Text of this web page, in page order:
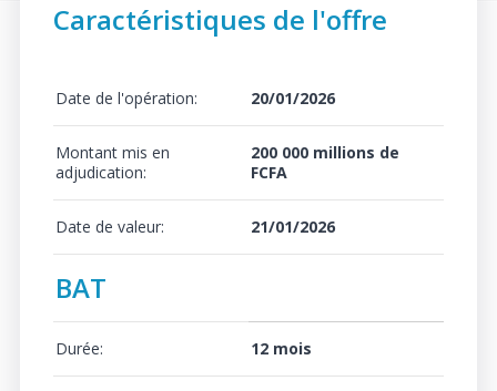
Caractéristiques de l'offre
Date de l'opération: 20/01/2026
Montant mis en
adjudication:
200 000 millions de
FCFA
Date de valeur: 21/01/2026
BAT
Durée: 12 mois